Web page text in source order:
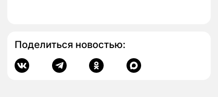
Поделиться новостью: